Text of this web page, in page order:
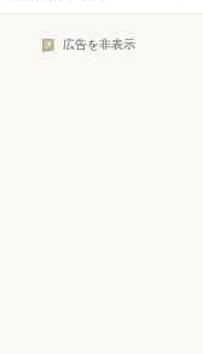
広告を非表示